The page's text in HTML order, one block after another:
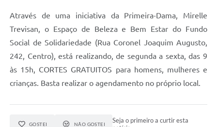
Através de uma iniciativa da Primeira-Dama, Mirelle
Trevisan, o Espaço de Beleza e Bem Estar do Fundo
Social de Solidariedade (Rua Coronel Joaquim Augusto,
242, Centro), está realizando, de segunda a sexta, das 9
às 15h, CORTES GRATUITOS para homens, mulheres e
crianças. Basta realizar o agendamento no próprio local.
GOSTEI NÃO GOSTEI
Seja o primeiro a curtir esta